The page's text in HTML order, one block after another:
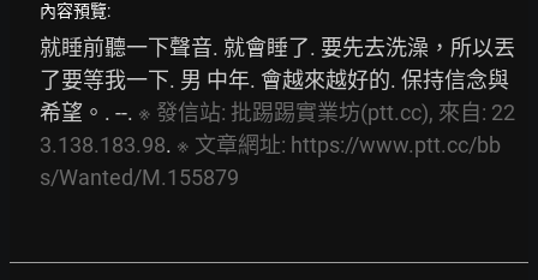
內容預覽:
就睡前聽一下聲音. 就會睡了. 要先去洗澡，所以丟
了要等我一下. 男 中年. 會越來越好的. 保持信念與
希望。. --. ※ 發信站: 批踢踢實業坊(ptt.cc), 來自: 22
3.138.183.98. ※ 文章網址: https://www.ptt.cc/bb
s/Wanted/M.155879